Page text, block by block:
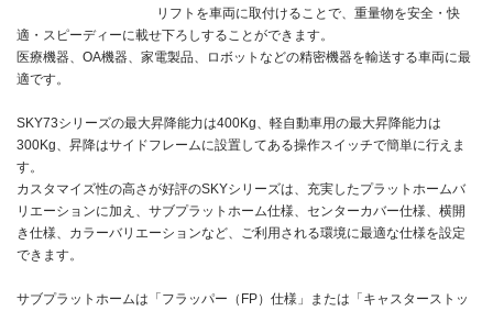
リフトを車両に取付けることで、重量物を安全・快
適・スピーディーに載せ下ろしすることができます。
医療機器、OA機器、家電製品、ロボットなどの精密機器を輸送する車両に最
適です。
SKY73シリーズの最大昇降能力は400Kg、軽自動車用の最大昇降能力は
300Kg、昇降はサイドフレームに設置してある操作スイッチで簡単に行えま
す。
カスタマイズ性の高さが好評のSKYシリーズは、充実したプラットホームバ
リエーションに加え、サブプラットホーム仕様、センターカバー仕様、横開
き仕様、カラーバリエーションなど、ご利用される環境に最適な仕様を設定
できます。
サブプラットホームは「フラッパー（FP）仕様」または「キャスターストッ